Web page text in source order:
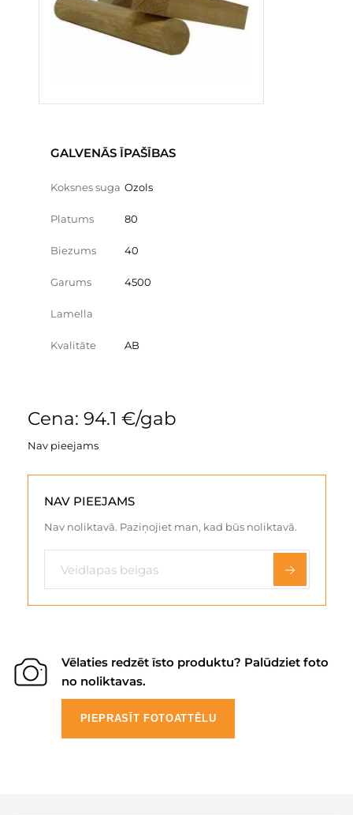
GALVENĀS ĪPAŠĪBAS
Koksnes suga Ozols
Platums 80
Biezums 40
Garums 4500
Lamella
Kvalitāte AB
Cena: 94.1 €/gab
Nav pieejams
NAV PIEEJAMS
Nav noliktavā. Paziņojiet man, kad būs noliktavā.
Vēlaties redzēt īsto produktu? Palūdziet foto
no noliktavas.
PIEPRASĪT FOTOATTĒLU